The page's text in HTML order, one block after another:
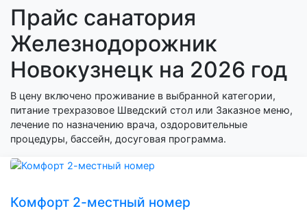
Прайс санатория
Железнодорожник
Новокузнецк на 2026 год
В цену включено проживание в выбранной категории,
питание трехразовое Шведский стол или Заказное меню,
лечение по назначению врача, оздоровительные
процедуры, бассейн, досуговая программа.
Комфорт 2-местный номер